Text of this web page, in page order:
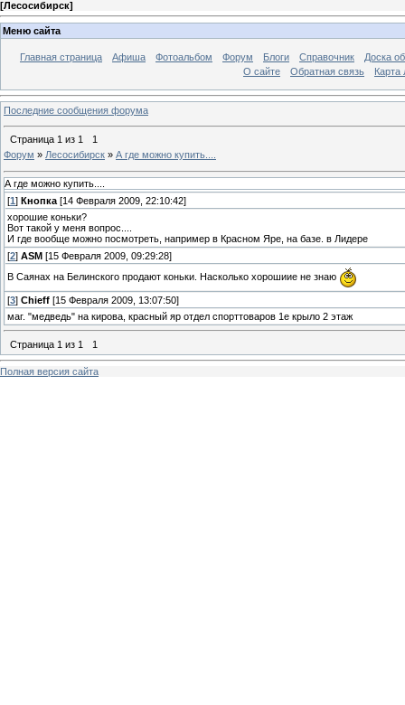
[Лесосибирск]
Меню сайта
Главная страница Афиша Фотоальбом Форум Блоги Справочник
Доска
О сайте
Обратная связь Карта
Последние сообщения форума
Страница 1 из 1
1
Форум » Лесосибирск » А где можно купить....
А где можно купить....
[1] Кнопка [14 Февраля 2009, 22:10:42]
хорошие коньки?
Вот такой у меня вопрос....
И где вообще можно посмотреть, например в Красном Яре, на базе. в Лидере
[2] ASM [15 Февраля 2009, 09:29:28]
В Саянах на Белинского продают коньки. Насколько хорошиие не знаю
[3] Chieff [15 Февраля 2009, 13:07:50]
маг. "медведь" на кирова, красный яр отдел спорттоваров 1е крыло 2 этаж
Страница 1 из 1 1
Полная версия сайта